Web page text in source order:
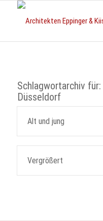
Schlagwortarchiv für:
Düsseldorf
Alt und jung
Vergrößert